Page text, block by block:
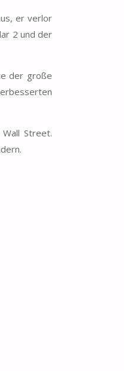
er verlor
2 und der
der große
Street.